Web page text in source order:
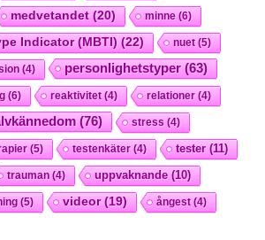
medvetandet(20) minne (6)
Indicator (MBTI)(22) nuet(5)
(4) personlighetstyper(63)
(6) reaktivitet(4) relationer(4)
(76) stress (4)
(5) testenkäter(4) tester(11)
trauman (4) uppvaknande(10)
(5) videor(19) ångest(4)